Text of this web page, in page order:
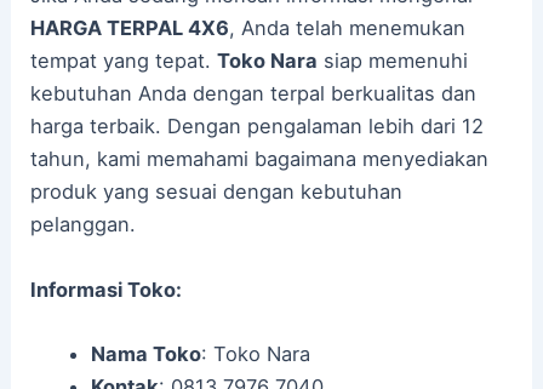
HARGA TERPAL 4X6, Anda telah menemukan
tempat yang tepat.Toko Nara siap memenuhi
kebutuhan Anda dengan terpal berkualitas dan
harga terbaik. Dengan pengalaman lebih dari 12
tahun, kami memahami bagaimana menyediakan
produk yang sesuai dengan kebutuhan
pelanggan.
Informasi Toko:
Nama Toko: Toko Nara